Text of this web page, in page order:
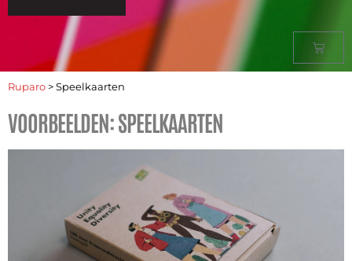
Ruparo > Speelkaarten
VOORBEELDEN: SPEELKAARTEN